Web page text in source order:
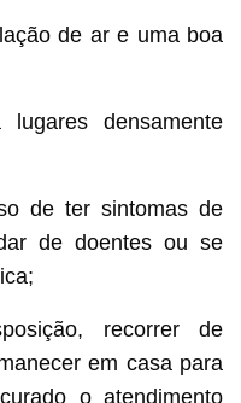
de ar e uma boa
densamente
de ter sintomas de
de doentes ou se
recorrer de
em casa para
o atendimento